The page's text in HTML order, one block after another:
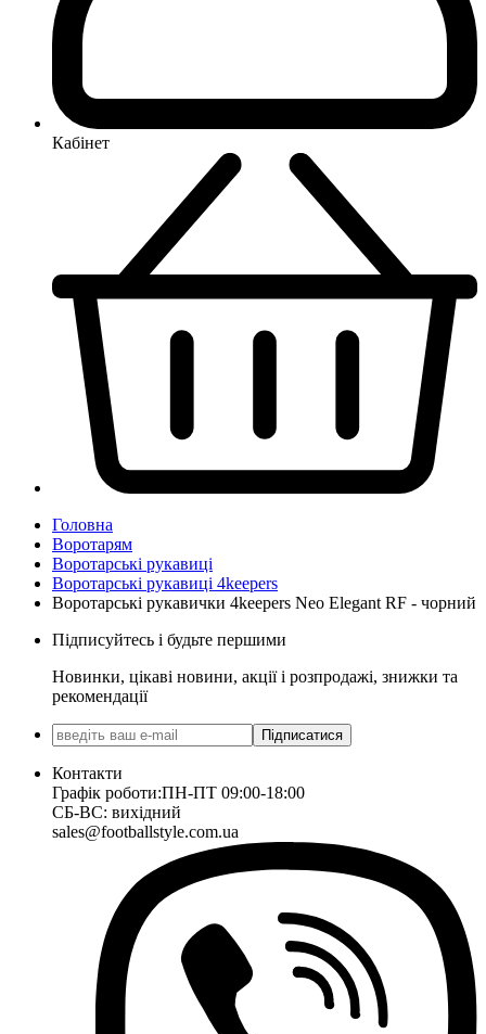
Кабінет
Головна
Воротарям
Воротарські рукавиці
Воротарські рукавиці 4keepers
Воротарські рукавички 4keepers Neo Elegant RF - чорний
Підписуйтесь і будьте першими
Новинки, цікаві новини, акції і розпродажі, знижки та
рекомендації
Підписатися
Контакти
Графік роботи:ПН-ПТ 09:00-18:00
СБ-ВС: вихідний
sales@footballstyle.com.ua